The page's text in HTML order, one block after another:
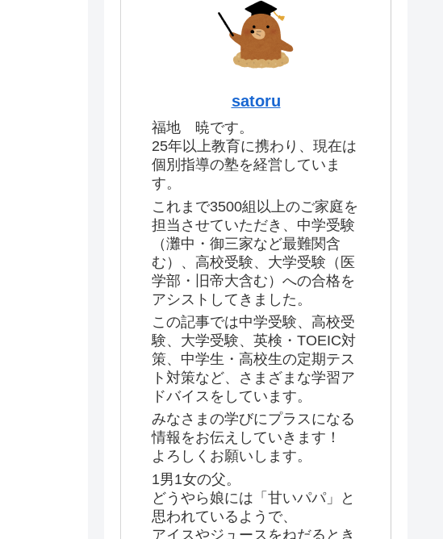
satoru
福地 暁です。
25年以上教育に携わり、現在は
個別指導の塾を経営していま
す。
これまで3500組以上のご家庭を
担当させていただき、中学受験
（灘中・御三家など最難関含
む）、高校受験、大学受験（医
学部・旧帝大含む）への合格を
アシストしてきました。
この記事では中学受験、高校受
験、大学受験、英検・TOEIC対
策、中学生・高校生の定期テス
ト対策など、さまざまな学習ア
ドバイスをしています。
みなさまの学びにプラスになる
情報をお伝えしていきます！
よろしくお願いします。
1男1女の父。
どうやら娘には「甘いパパ」と
思われているようで、
アイスやジュースをねだるとき